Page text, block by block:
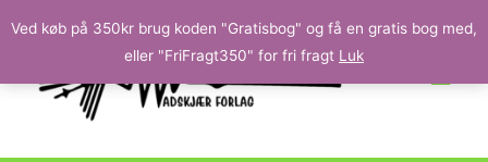
Ved køb på 350kr brug koden "Gratisbog" og få en gratis bog med,
eller "FriFragt350" for fri fragt Luk